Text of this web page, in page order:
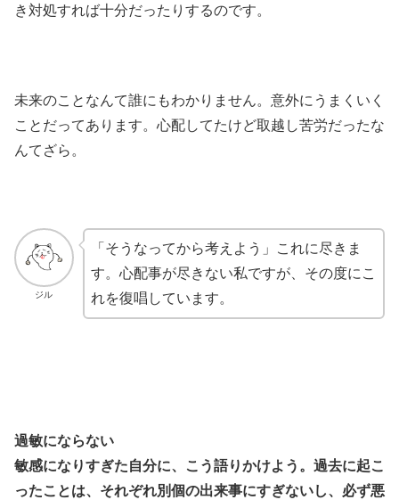
き対処すれば十分だったりするのです。
未来のことなんて誰にもわかりません。意外にうまくいく
ことだってあります。心配してたけど取越し苦労だったな
んてざら。
ジル
「そうなってから考えよう」これに尽きま
す。心配事が尽きない私ですが、その度にこ
れを復唱しています。
過敏にならない
敏感になりすぎた自分に、こう語りかけよう。過去に起こ
ったことは、それぞれ別個の出来事にすぎないし、必ず悪